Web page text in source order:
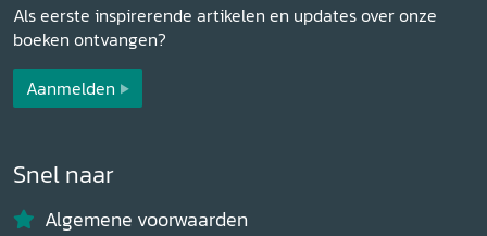
Als eerste inspirerende artikelen en updates over onze
boeken ontvangen?
Aanmelden
Snel naar
Algemene voorwaarden